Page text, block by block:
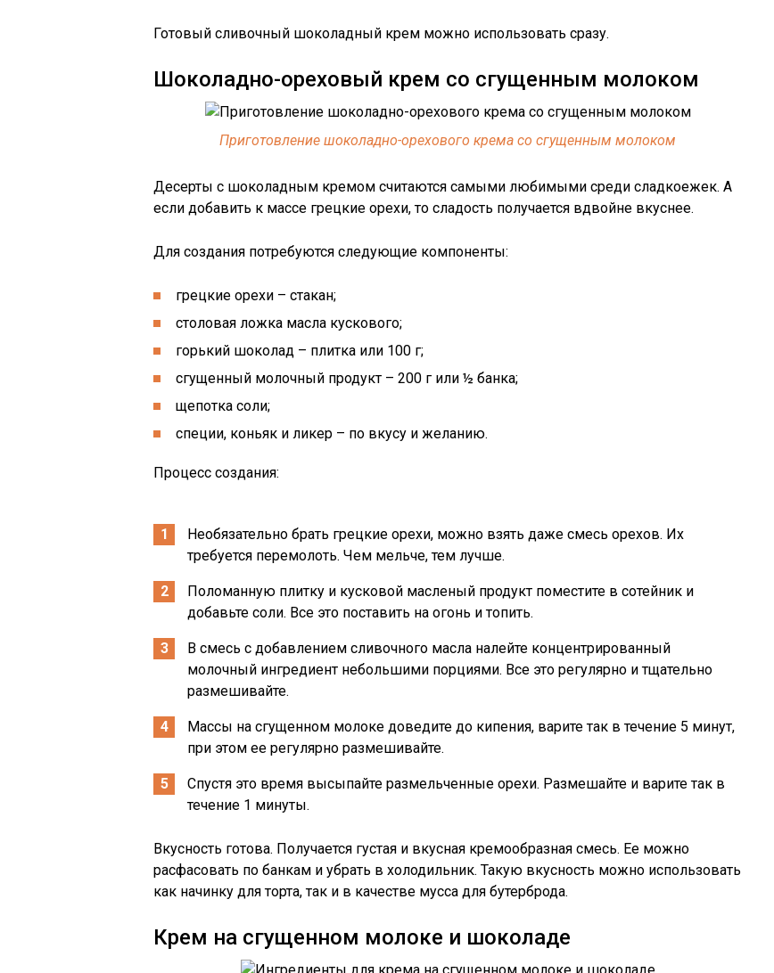
Готовый сливочный шоколадный крем можно использовать сразу.
Шоколадно-ореховый крем со сгущенным молоком
Приготовление шоколадно-орехового крема со сгущенным молоком
Десерты с шоколадным кремом считаются самыми любимыми среди сладкоежек. А
если добавить к массе грецкие орехи, то сладость получается вдвойне вкуснее.
Для создания потребуются следующие компоненты:
грецкие орехи – стакан;
столовая ложка масла кускового;
горький шоколад – плитка или 100 г;
сгущенный молочный продукт – 200 г или ½ банка;
щепотка соли;
специи, коньяк и ликер – по вкусу и желанию.
Процесс создания:
Необязательно брать грецкие орехи, можно взять даже смесь орехов. Их
требуется перемолоть. Чем мельче, тем лучше.
Поломанную плитку и кусковой масленый продукт поместите в сотейник и
добавьте соли. Все это поставить на огонь и топить.
В смесь с добавлением сливочного масла налейте концентрированный
молочный ингредиент небольшими порциями. Все это регулярно и тщательно
размешивайте.
Массы на сгущенном молоке доведите до кипения, варите так в течение 5 минут,
при этом ее регулярно размешивайте.
Спустя это время высыпайте размельченные орехи. Размешайте и варите так в
течение 1 минуты.
Вкусность готова. Получается густая и вкусная кремообразная смесь. Ее можно
расфасовать по банкам и убрать в холодильник. Такую вкусность можно использовать
как начинку для торта, так и в качестве мусса для бутерброда.
Крем на сгущенном молоке и шоколаде